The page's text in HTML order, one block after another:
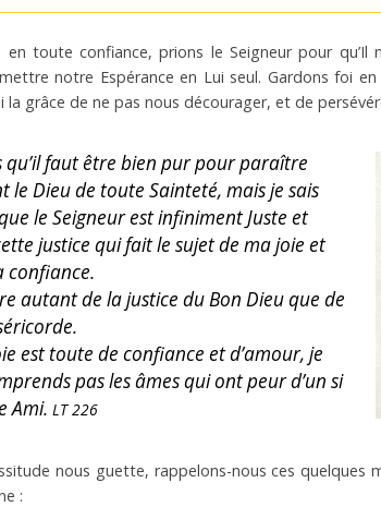
en toute confiance, prions le Seigneur pour qu’Il
notre Espérance en Lui seul. Gardons foi en
la grâce de ne pas nous décourager, et de
qu’il faut être bien pur pour paraître
le Dieu de toute Sainteté, mais je sais
le Seigneur est infiniment Juste et
justice qui fait le sujet de ma joie et
confiance.
autant de la justice du Bon Dieu que de
est toute de confiance et d’amour, je
pas les âmes qui ont peur d’un si
Ami. LT 226
nous guette, rappelons-nous ces quelques
: